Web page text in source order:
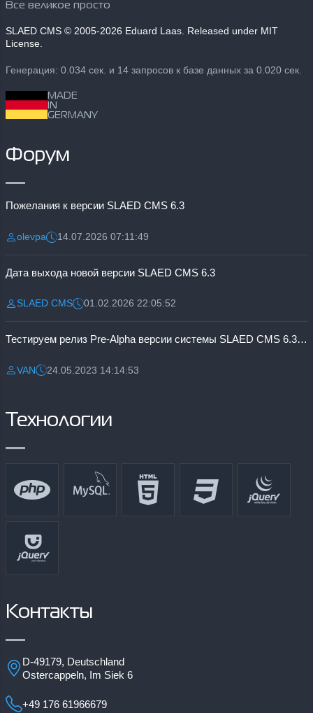
Все великое просто
SLAED CMS © 2005-2026 Eduard Laas. Released under MIT
License.
Генерация: 0.034 сек. и 14 запросов к базе данных за 0.020 сек.
MADE
IN
GERMANY
Форум
Пожелания к версии SLAED CMS 6.3
Разместил:
olevpaДата:14.07.2026 07:11:49
Дата выхода новой версии SLAED CMS 6.3
Разместил:
SLAED CMSДата:01.02.2026 22:05:52
Тестируем релиз Pre-Alpha версии системы SLAED CMS 6.3 Pro
Разместил:
VANДата:24.05.2023 14:14:53
Технологии
Контакты
D-49179, Deutschland
Ostercappeln, Im Siek 6
+49 176 61966679